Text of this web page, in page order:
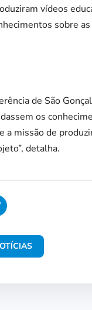
vídeos
sobre
de São
os
a missão de
detalha.